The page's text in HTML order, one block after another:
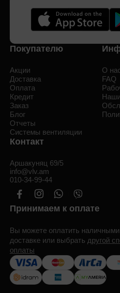
Покупателю
Акции
Доставка
Оплата
Кредит
Заказ
Блог
Отчеты
Системы вентиляции
О
FAQ
Контакт
Аршакуняц 69/5
info@vlv.am
010-34-99-44
Принимаем к оплате
Вы можете оплатить наличными
доставке или выбрать другой
оплаты